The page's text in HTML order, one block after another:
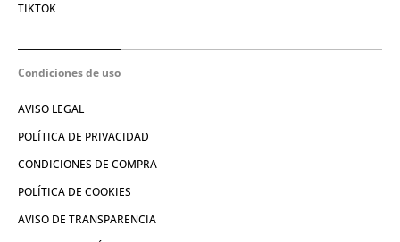
TIKTOK
Condiciones de uso
AVISO LEGAL
POLÍTICA DE PRIVACIDAD
CONDICIONES DE COMPRA
POLÍTICA DE COOKIES
AVISO DE TRANSPARENCIA